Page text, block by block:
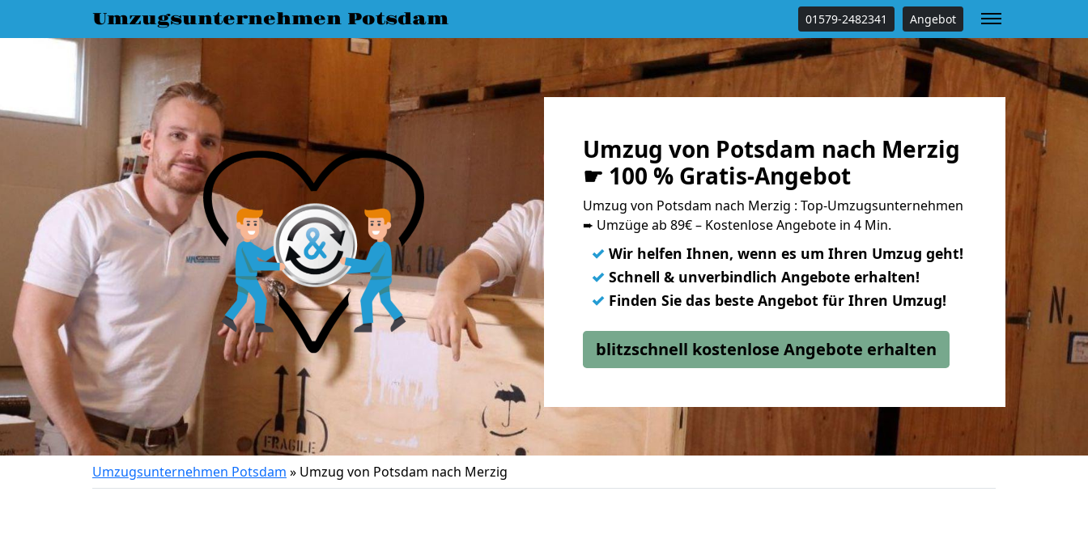
Umzugsunternehmen Potsdam 01579-2482341 Angebot
Umzug von Potsdam nach Merzig
☛ 100 % Gratis-Angebot
Umzug von Potsdam nach Merzig : Top-Umzugsunternehmen
➨ Umzüge ab 89€ – Kostenlose Angebote in 4 Min.
✓ Wir helfen Ihnen, wenn es um Ihren Umzug geht!
✓ Schnell & unverbindlich Angebote erhalten!
✓ Finden Sie das beste Angebot für Ihren Umzug!
blitzschnell kostenlose Angebote erhalten
Umzugsunternehmen Potsdam » Umzug von Potsdam nach Merzig